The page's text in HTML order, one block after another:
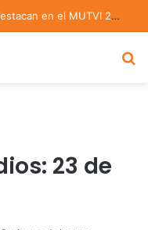
Estudiantes STEM de la UDLAP destacan en el MUTVI 2026
23 de